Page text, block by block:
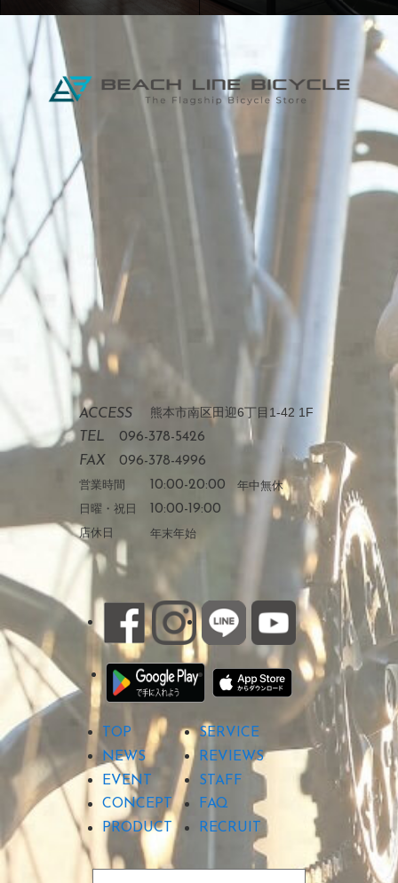
ACCESS 熊本市南区田迎6丁目1-42 1F
TEL
096-378-5426
FAX
096-378-4996
営業時間 10:00-20:00 年中無休
日曜・祝日
10:00-19:00
店休日 年末年始
TOP
SERVICE
NEWS
REVIEWS
EVENT
STAFF
CONCEPT
FAQ
PRODUCT
RECRUIT